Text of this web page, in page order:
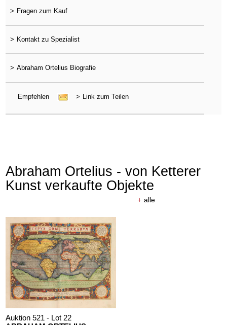
> Fragen zum Kauf
> Kontakt zu Spezialist
> Abraham Ortelius Biografie
Empfehlen > Link zum Teilen
Abraham Ortelius - von Ketterer
Kunst verkaufte Objekte
+ alle
Auktion 521 - Lot 22